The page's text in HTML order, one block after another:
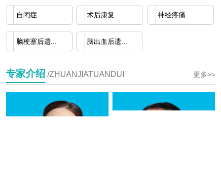
自闭症 术后康复 神经疼痛
脑梗塞后遗... 脑出血后遗...
专家介绍 /ZHUANJIATUANDUI 更多>>